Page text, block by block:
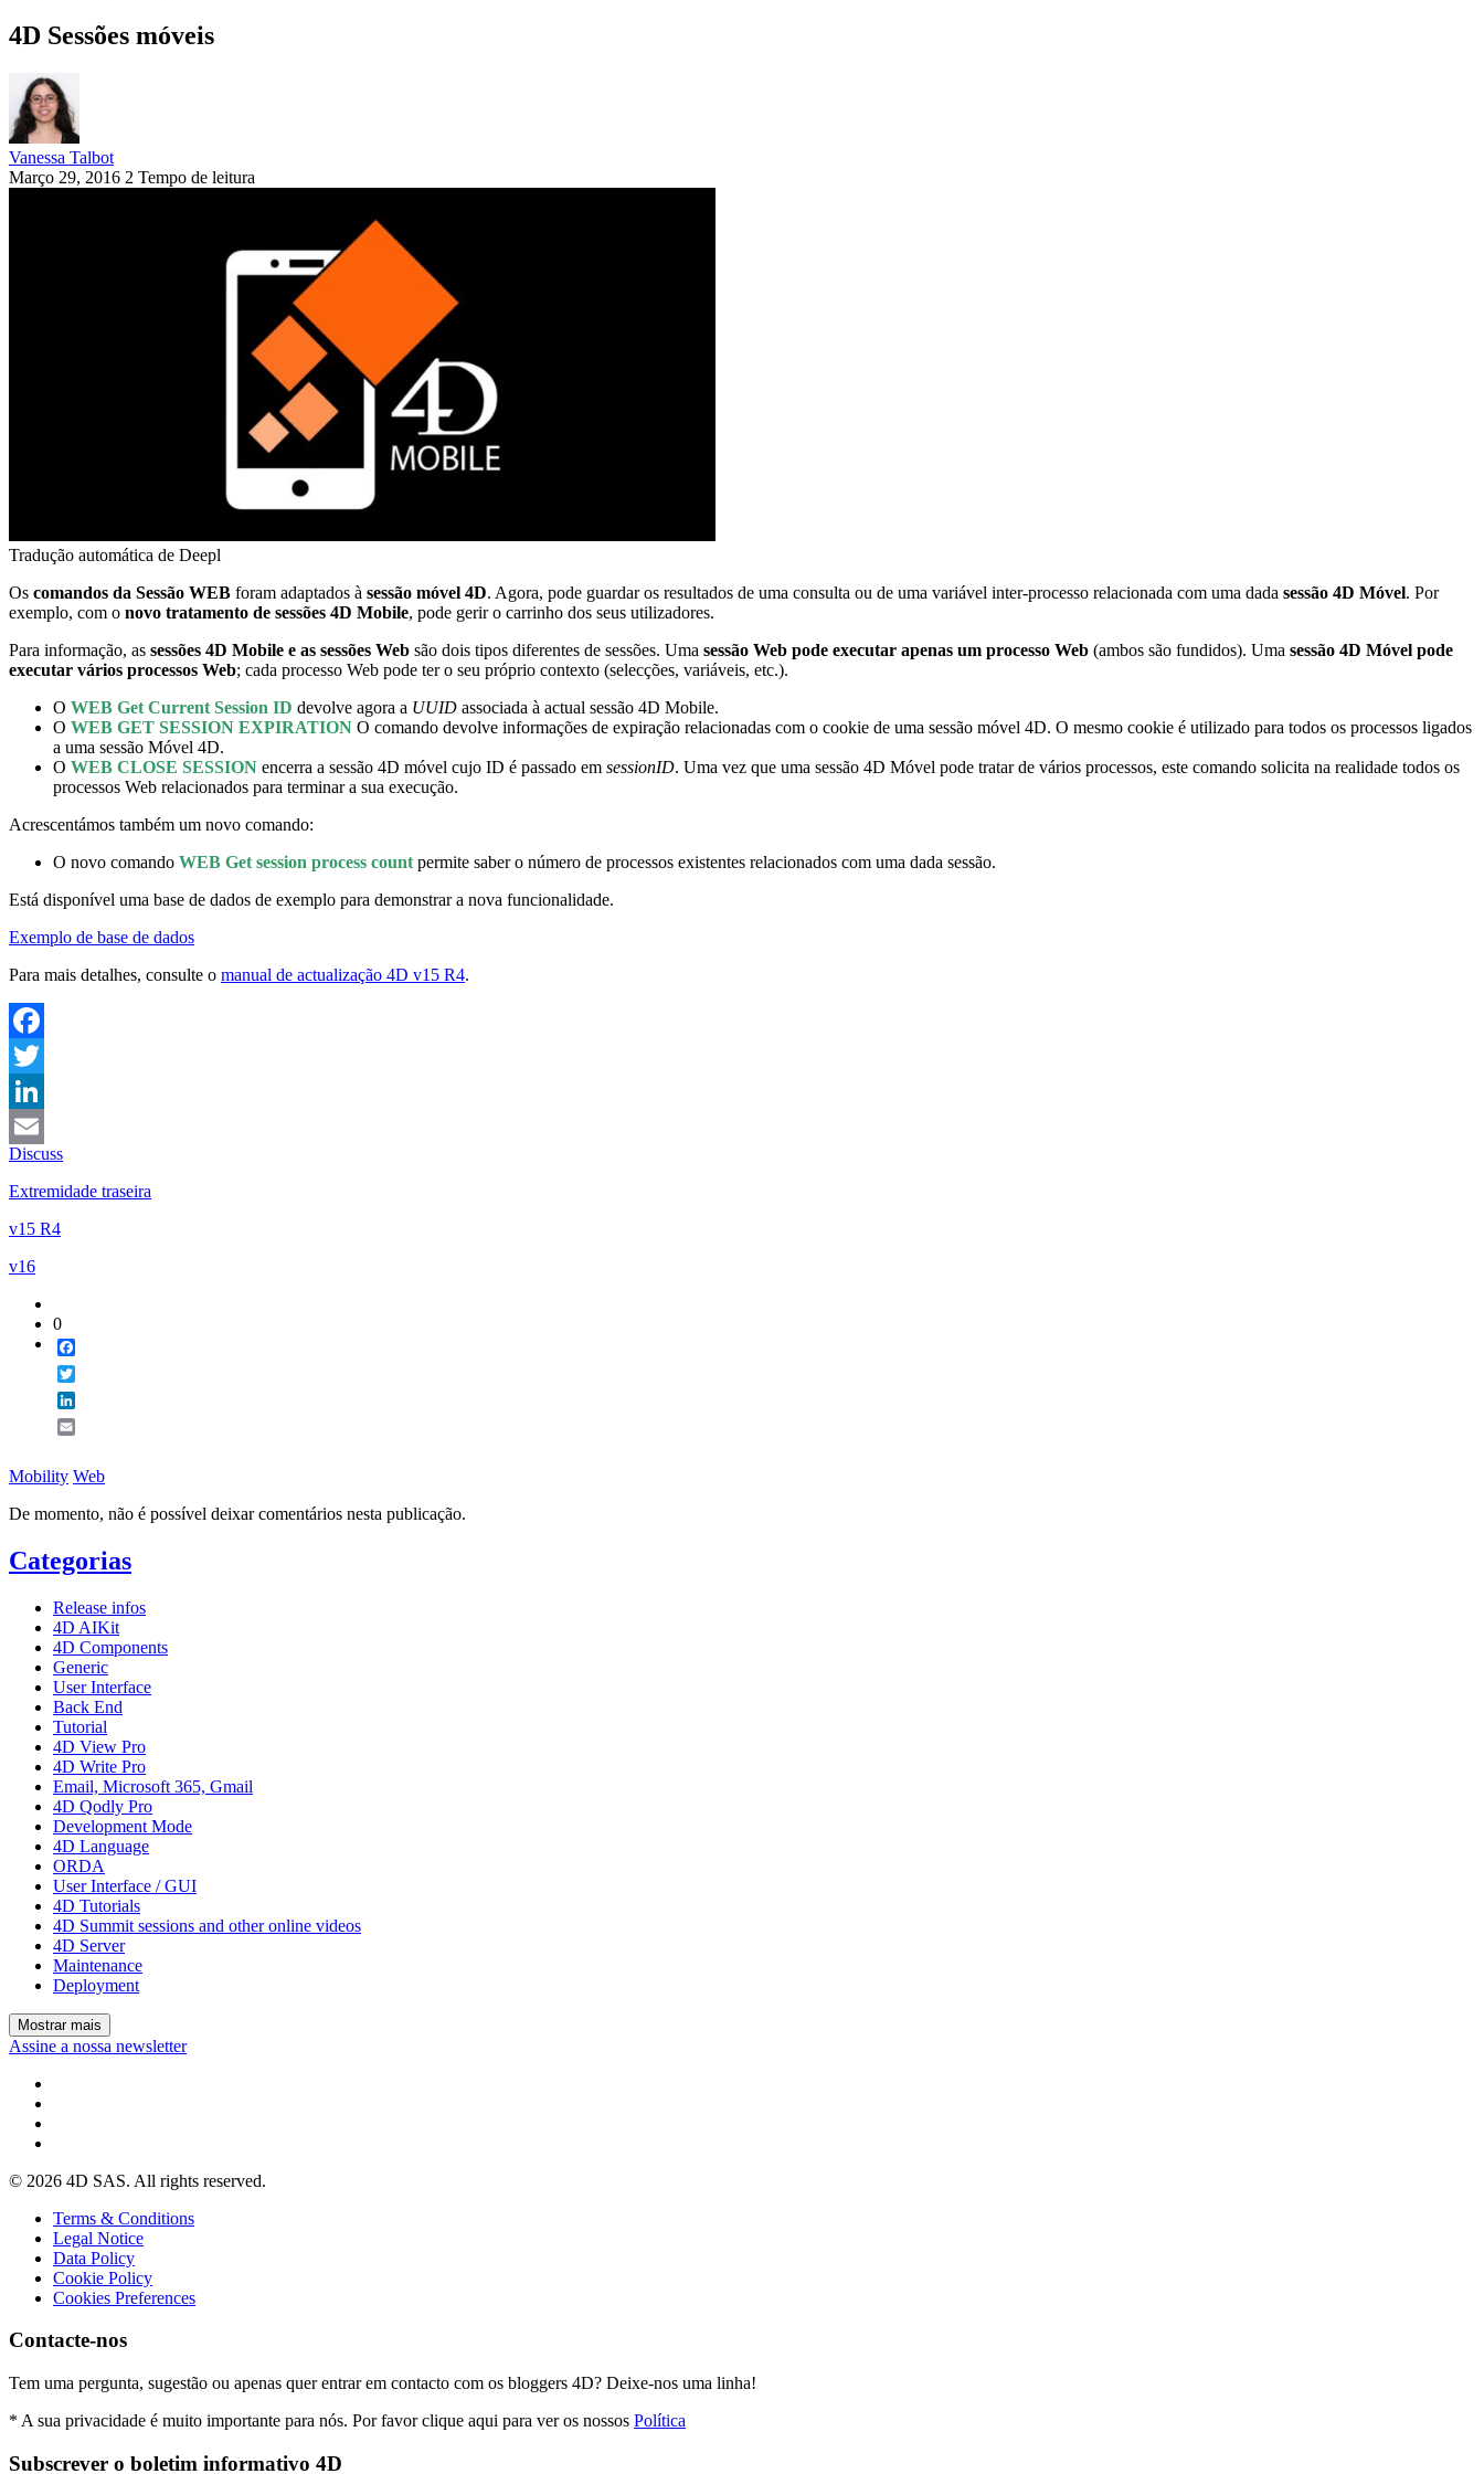
4D Sessões móveis
Vanessa Talbot
Março 29, 2016 2 Tempo de leitura
Tradução automática de Deepl
Os comandos da Sessão WEB foram adaptados à sessão móvel 4D. Agora, pode guardar os resultados de uma consulta ou de uma variável inter-processo relacionada com uma dada sessão 4D Móvel. Por
exemplo, com o novo tratamento de sessões 4D Mobile, pode gerir o carrinho dos seus utilizadores.
Para informação, as sessões 4D Mobile e as sessões Web são dois tipos diferentes de sessões. Uma sessão Web pode executar apenas um processo Web (ambos são fundidos). Uma sessão 4D Móvel pode
executar vários processos Web; cada processo Web pode ter o seu próprio contexto (selecções, variáveis, etc.).
O WEB Get Current Session ID devolve agora a UUID associada à actual sessão 4D Mobile.
O WEB GET SESSION EXPIRATION O comando devolve informações de expiração relacionadas com o cookie de uma sessão móvel 4D. O mesmo cookie é utilizado para todos os processos ligados
a uma sessão Móvel 4D.
O WEB CLOSE SESSION encerra a sessão 4D móvel cujo ID é passado em sessionID. Uma vez que uma sessão 4D Móvel pode tratar de vários processos, este comando solicita na realidade todos os
processos Web relacionados para terminar a sua execução.
Acrescentámos também um novo comando:
O novo comando WEB Get session process count permite saber o número de processos existentes relacionados com uma dada sessão.
Está disponível uma base de dados de exemplo para demonstrar a nova funcionalidade.
Exemplo de base de dados
Para mais detalhes, consulte o manual de actualização 4D v15 R4.
Facebook
Twitter
LinkedIn
Email
Discuss
Extremidade traseira
v15 R4
v16
0
Mobility Web
De momento, não é possível deixar comentários nesta publicação.
Categorias
Release infos
4D AIKit
4D Components
Generic
User Interface
Back End
Tutorial
4D View Pro
4D Write Pro
Email, Microsoft 365, Gmail
4D Qodly Pro
Development Mode
4D Language
ORDA
User Interface / GUI
4D Tutorials
4D Summit sessions and other online videos
4D Server
Maintenance
Deployment
Mostrar mais
Assine a nossa newsletter
© 2026 4D SAS. All rights reserved.
Terms & Conditions
Legal Notice
Data Policy
Cookie Policy
Cookies Preferences
Contacte-nos
Tem uma pergunta, sugestão ou apenas quer entrar em contacto com os bloggers 4D? Deixe-nos uma linha!
* A sua privacidade é muito importante para nós. Por favor clique aqui para ver os nossos Política
Subscrever o boletim informativo 4D